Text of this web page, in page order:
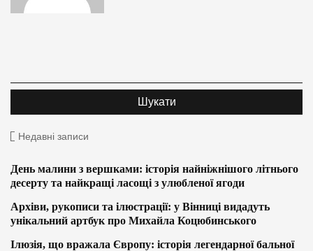
Недавні записи
День малини з вершками: історія найніжнішого літнього
десерту та найкращі ласощі з улюбленої ягоди
Архіви, рукописи та ілюстрації: у Вінниці видадуть
унікальний артбук про Михайла Коцюбинського
Ілюзія, що вражала Європу: історія легендарної бальної